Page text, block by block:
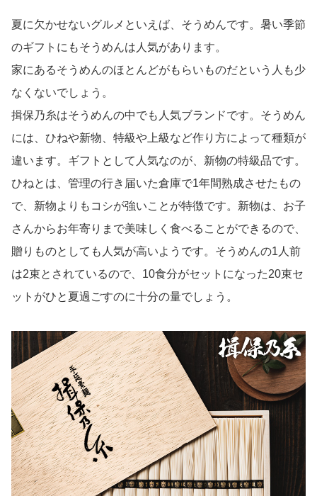
夏に欠かせないグルメといえば、そうめんです。暑い季節
のギフトにもそうめんは人気があります。
家にあるそうめんのほとんどがもらいものだという人も少
なくないでしょう。
揖保乃糸はそうめんの中でも人気ブランドです。そうめん
には、ひねや新物、特級や上級など作り方によって種類が
違います。ギフトとして人気なのが、新物の特級品です。
ひねとは、管理の行き届いた倉庫で1年間熟成させたもの
で、新物よりもコシが強いことが特徴です。新物は、お子
さんからお年寄りまで美味しく食べることができるので、
贈りものとしても人気が高いようです。そうめんの1人前
は2束とされているので、10食分がセットになった20束セ
ットがひと夏過ごすのに十分の量でしょう。